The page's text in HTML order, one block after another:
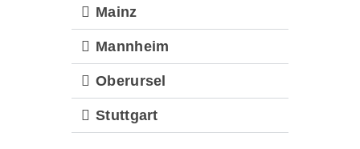
Mainz
Mannheim
Oberursel
Stuttgart